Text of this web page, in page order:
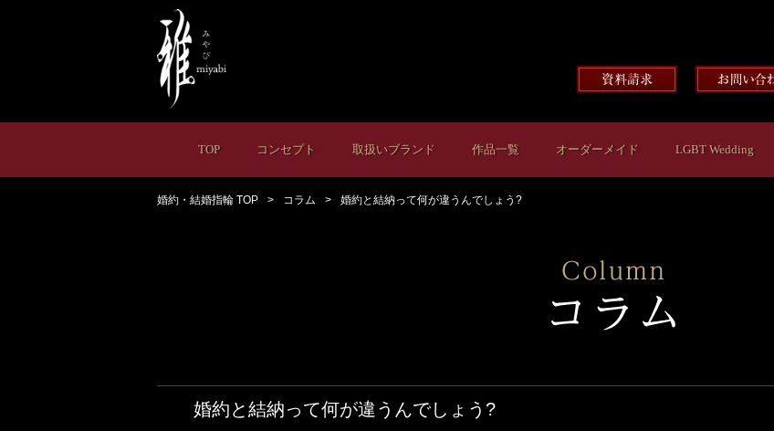
TOP コンセプト 取扱いブランド 作品一覧 オーダーメイド LGBT Wedding
婚約・結婚指輪 TOP コラム 婚約と結納って何が違うんでしょう?
婚約と結納って何が違うんでしょう?